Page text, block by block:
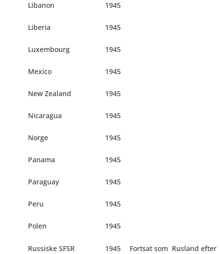
Libanon 1945
Liberia 1945
Luxembourg 1945
Mexico 1945
New Zealand 1945
Nicaragua 1945
Norge 1945
Panama 1945
Paraguay 1945
Peru 1945
Polen 1945
Russiske SFSR 1945 Fortsat som Rusland efter